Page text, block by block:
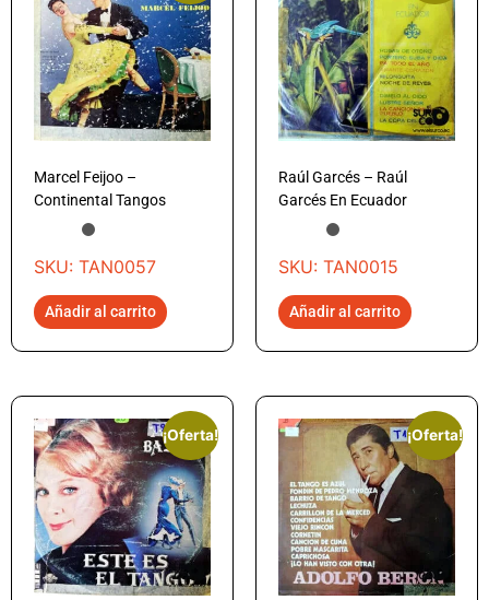
Marcel Feijoo –
Continental Tangos
SKU: TAN0057
Añadir al carrito
Raúl Garcés – Raúl
Garcés En Ecuador
SKU: TAN0015
Añadir al carrito
¡Oferta! ¡Oferta!